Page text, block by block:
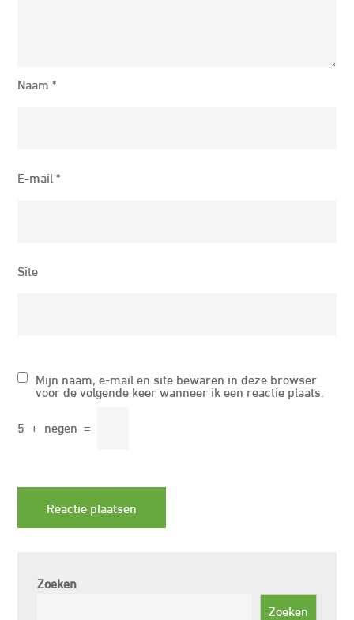
Naam*
E-mail*
Site
Mijn naam, e-mail en site bewaren in deze browser
voor de volgende keer wanneer ik een reactie plaats.
5 + negen =
Zoeken
Zoeken